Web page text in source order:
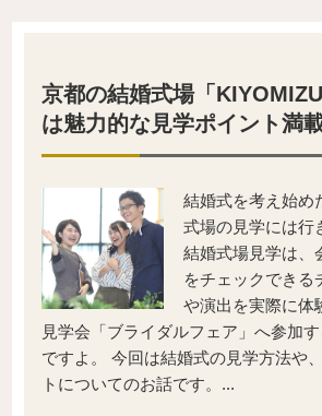
京都の結婚式場「KIYOMIZU
は魅力的な見学ポイント満載
結婚式を考え始め
式場の見学には行
結婚式場見学は、
をチェックできる
や演出を実際に体
見学会「ブライダルフェア」へ参加
ですよ。 今回は結婚式の見学方法や
トについてのお話です。...